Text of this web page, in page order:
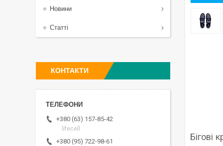
Бігові
Новини
Статті
КОНТАКТИ
+380 (63) 157-85-42
lifecell
+380 (95) 722-98-61